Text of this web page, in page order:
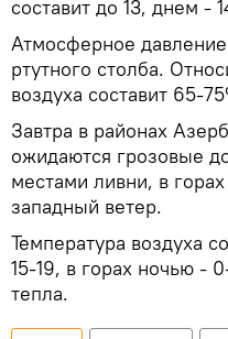
составит до 13, днем -
Атмосферное
ртутного столба.
воздуха составит 65-
Завтра в районах
ожидаются грозовые
местами ливни, в
западный ветер.
Температура воздуха
15-19, в горах ночью -
тепла.